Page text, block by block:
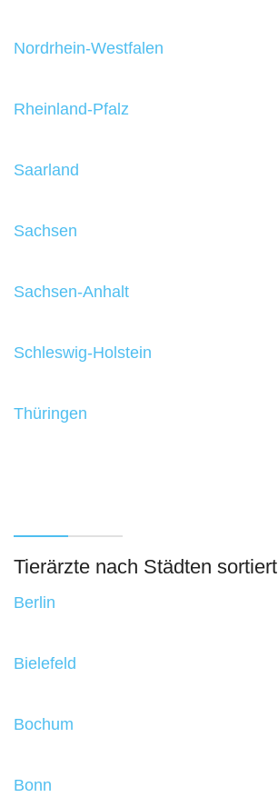
Nordrhein-Westfalen
Rheinland-Pfalz
Saarland
Sachsen
Sachsen-Anhalt
Schleswig-Holstein
Thüringen
Tierärzte nach Städten sortiert
Berlin
Bielefeld
Bochum
Bonn